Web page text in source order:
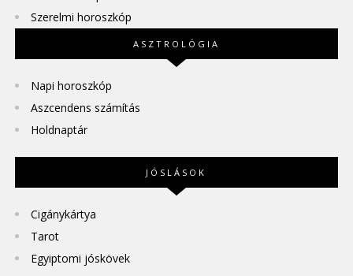
Szerelmi horoszkóp
ASZTROLÓGIA
Napi horoszkóp
Aszcendens számítás
Holdnaptár
JÓSLÁSOK
Cigánykártya
Tarot
Egyiptomi jóskövek